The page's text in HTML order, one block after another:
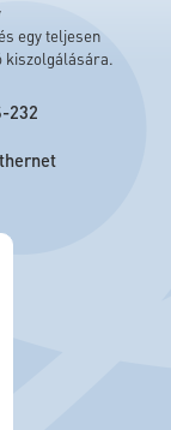
egy teljesen
kiszolgálására.
232